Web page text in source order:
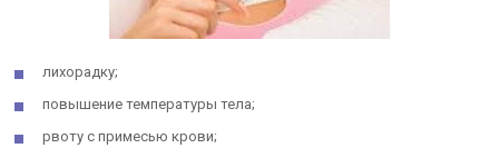
лихорадку;
повышение температуры тела;
рвоту с примесью крови;